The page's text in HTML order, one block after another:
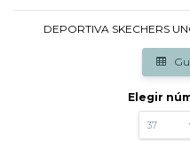
DEPORTIVA SKECHERS
Elegir